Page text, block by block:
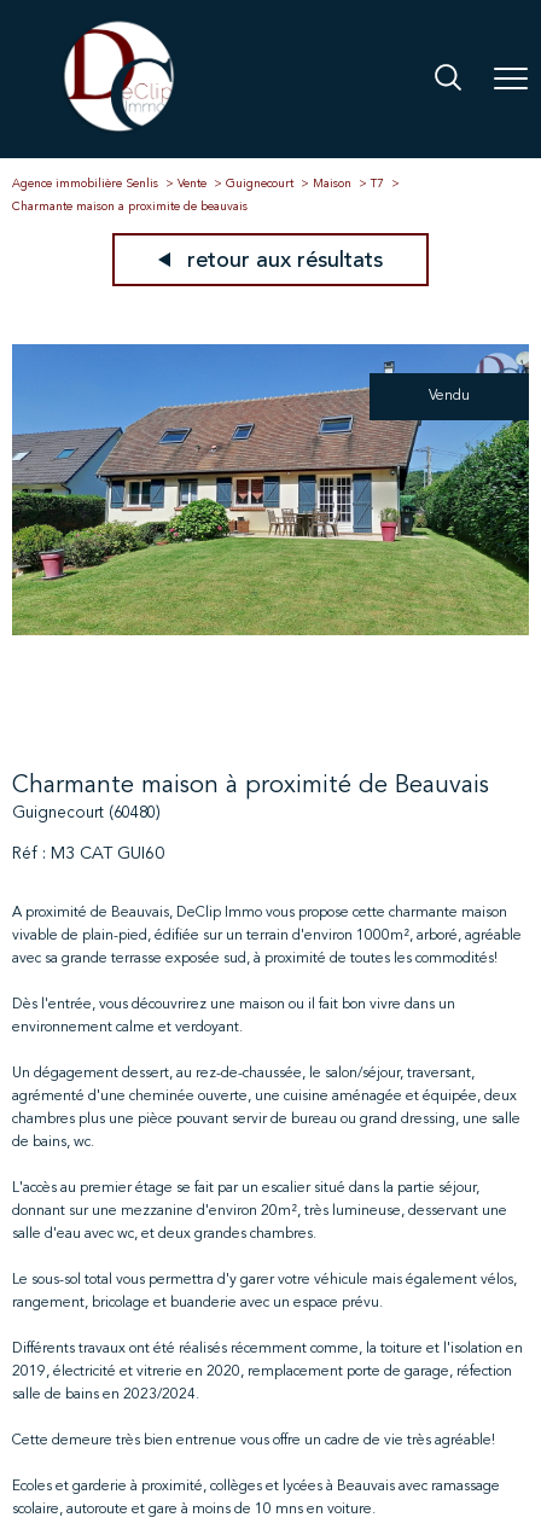
Agence immobilière Senlis Vente Guignecourt Maison
T7
Charmante maison a proximite de beauvais
retour aux résultats
Vendu
Charmante maison à proximité de Beauvais
Guignecourt (60480)
Réf : M3 CAT GUI60
A proximité de Beauvais, DeClip Immo vous propose cette charmante maison
vivable de plain-pied, édifiée sur un terrain d'environ 1000m², arboré, agréable
avec sa grande terrasse exposée sud, à proximité de toutes les commodités!
Dès l'entrée, vous découvrirez une maison ou il fait bon vivre dans un
environnement calme et verdoyant.
Un dégagement dessert, au rez-de-chaussée, le salon/séjour, traversant,
agrémenté d'une cheminée ouverte, une cuisine aménagée et équipée, deux
chambres plus une pièce pouvant servir de bureau ou grand dressing, une salle
de bains, wc.
L'accès au premier étage se fait par un escalier situé dans la partie séjour,
donnant sur une mezzanine d'environ 20m², très lumineuse, desservant une
salle d'eau avec wc, et deux grandes chambres.
Le sous-sol total vous permettra d'y garer votre véhicule mais également vélos,
rangement, bricolage et buanderie avec un espace prévu.
Différents travaux ont été réalisés récemment comme, la toiture et l'isolation en
2019, électricité et vitrerie en 2020, remplacement porte de garage, réfection
salle de bains en 2023/2024.
Cette demeure très bien entrenue vous offre un cadre de vie très agréable!
Ecoles et garderie à proximité, collèges et lycées à Beauvais avec ramassage
scolaire, autoroute et gare à moins de 10 mns en voiture.